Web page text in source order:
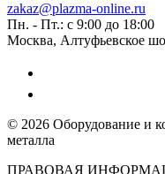
zakaz@plazma-online.ru
Пн. - Пт.: с 9:00 до 18:00
Москва, Алтуфьевское
© 2026 Оборудование и
металла
ПРАВОВАЯ